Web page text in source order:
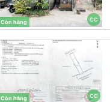
CC
Còn hàng
CC
Còn hàng